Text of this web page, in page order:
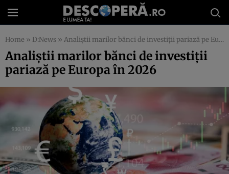
Home » D:News » Analiștii marilor bănci de investiții pariază pe Europa în 2026
Analiștii marilor bănci de investiții
pariază pe Europa în 2026